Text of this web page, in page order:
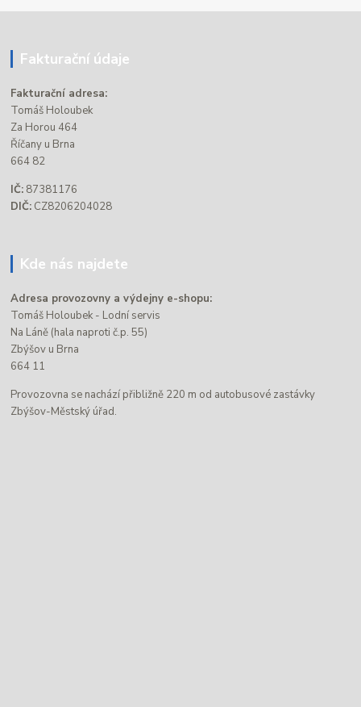
Fakturační údaje
Fakturační adresa:
Tomáš Holoubek
Za Horou 464
Říčany u Brna
664 82
IČ: 87381176
DIČ: CZ8206204028
Kde nás najdete
Adresa provozovny a výdejny e-shopu:
Tomáš Holoubek - Lodní servis
Na Láně (hala naproti č.p. 55)
Zbýšov u Brna
664 11
Provozovna se nachází přibližně 220 m od autobusové zastávky
Zbýšov-Městský úřad.